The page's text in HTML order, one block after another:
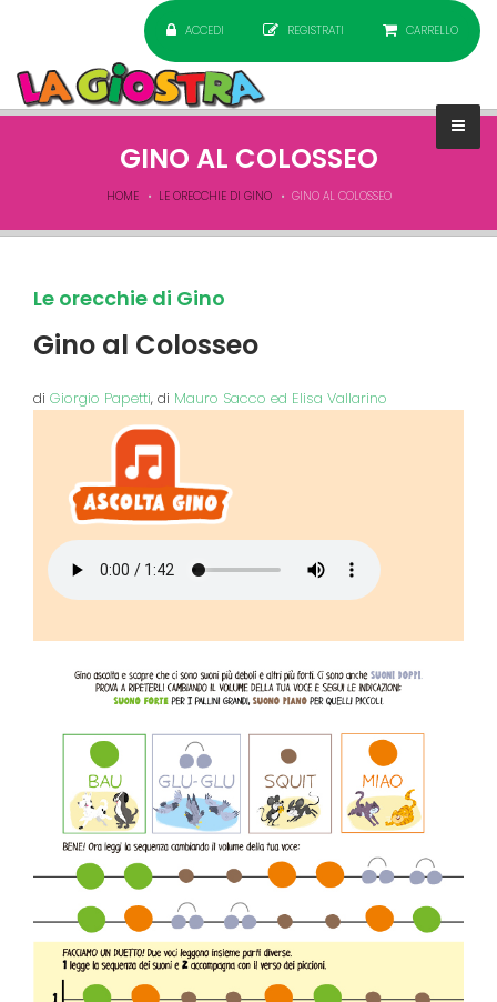
ACCEDI REGISTRATI CARRELLO
GINO AL COLOSSEO
HOME LE ORECCHIE DI GINO GINO AL COLOSSEO
Le orecchie di Gino
Gino al Colosseo
di Giorgio Papetti, di Mauro Sacco ed Elisa Vallarino